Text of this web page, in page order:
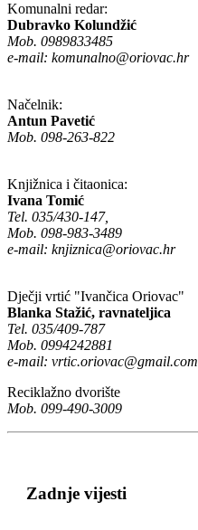
Komunalni redar:
Dubravko Kolundžić
Mob. 0989833485
e-mail: komunalno@oriovac.hr
Načelnik:
Antun Pavetić
Mob. 098-263-822
Knjižnica i čitaonica:
Ivana Tomić
Tel. 035/430-147,
Mob. 098-983-3489
e-mail: knjiznica@oriovac.hr
Dječji vrtić "Ivančica Oriovac"
Blanka Stažić, ravnateljica
Tel. 035/409-787
Mob. 0994242881
e-mail: vrtic.oriovac@gmail.com
Reciklažno dvorište
Mob. 099-490-3009
Zadnje vijesti